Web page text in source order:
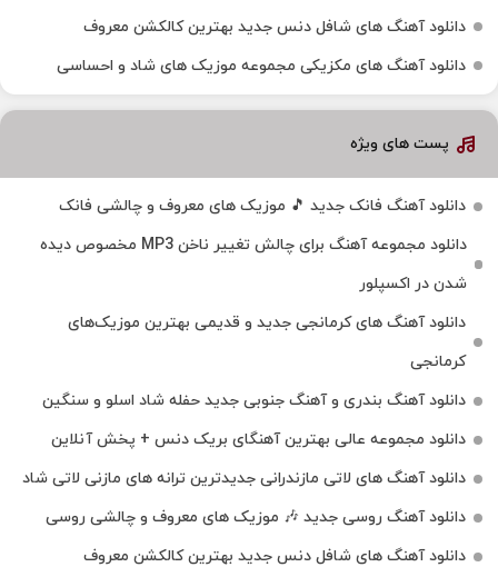
دانلود آهنگ های شافل دنس جدید بهترین کالکشن معروف
دانلود آهنگ‌ های مکزیکی مجموعه موزیک‌ های شاد و احساسی
پست های ویژه
دانلود آهنگ فانک جدید 🎵 موزیک‌ های معروف و چالشی فانک
دانلود مجموعه آهنگ برای چالش تغییر ناخن MP3 مخصوص دیده
شدن در اکسپلور
دانلود آهنگ‌ های کرمانجی جدید و قدیمی بهترین موزیک‌های
کرمانجی
دانلود آهنگ بندری و آهنگ جنوبی جدید حفله شاد اسلو و سنگین
دانلود مجموعه عالی بهترین آهنگای بریک دنس + پخش آنلاین
دانلود آهنگ‌ های لاتی مازندرانی جدیدترین ترانه های مازنی لاتی شاد
دانلود آهنگ روسی جدید 🎶 موزیک‌ های معروف و چالشی روسی
دانلود آهنگ های شافل دنس جدید بهترین کالکشن معروف